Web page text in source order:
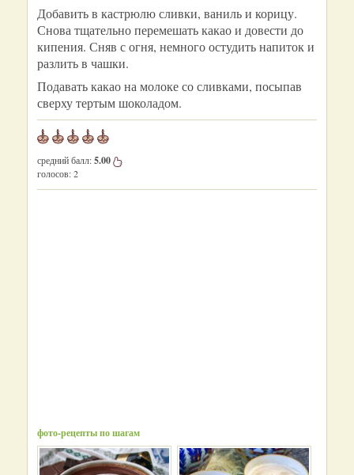
Добавить в кастрюлю сливки, ваниль и корицу.
Снова тщательно перемешать какао и довести до
кипения. Сняв с огня, немного остудить напиток и
разлить в чашки.
Подавать какао на молоке со сливками, посыпав
сверху тертым шоколадом.
средний балл:5.00
голосов:2
фото-рецепты по шагам